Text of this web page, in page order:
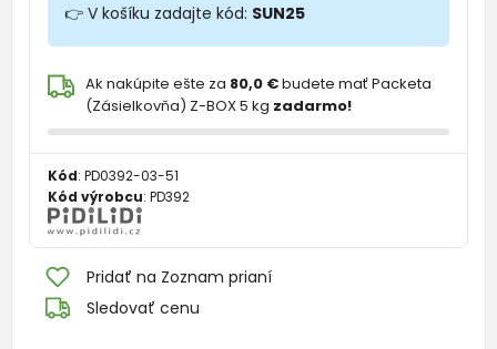
👉 V košíku zadajte kód: SUN25
Ak nakúpite ešte za 80,0 €budete mať Packeta
(Zásielkovňa) Z-BOX 5 kg zadarmo!
Kód: PD0392-03-51
Kód výrobcu: PD392
Pridať na Zoznam prianí
Sledovať cenu